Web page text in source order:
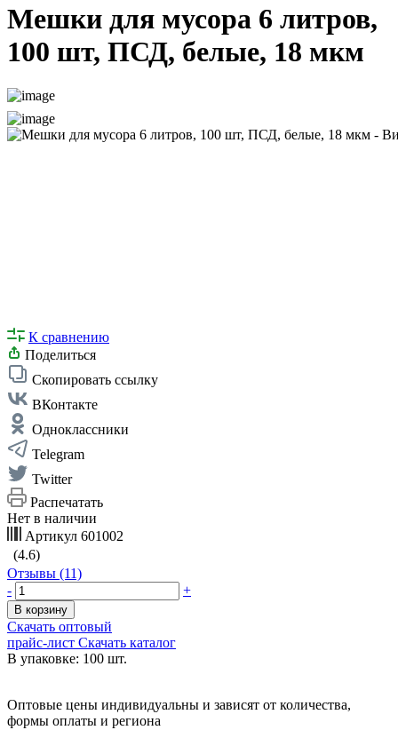
Мешки для мусора 6 литров,
100 шт, ПСД, белые, 18 мкм
К сравнению
Поделиться
Скопировать ссылку
ВКонтакте
Одноклассники
Telegram
Twitter
Распечатать
Нет в наличии
Артикул 601002
(4.6)
Отзывы (11)
-
+
В корзину
Скачать оптовый
прайс-лист Скачать каталог
В упаковке: 100 шт.
Оптовые цены индивидуальны и зависят от количества,
формы оплаты и региона